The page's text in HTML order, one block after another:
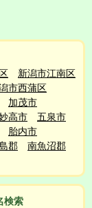
新潟市江南区
市西蒲区
加茂市
高市
五泉市
胎内市
郡
南魚沼郡
検索